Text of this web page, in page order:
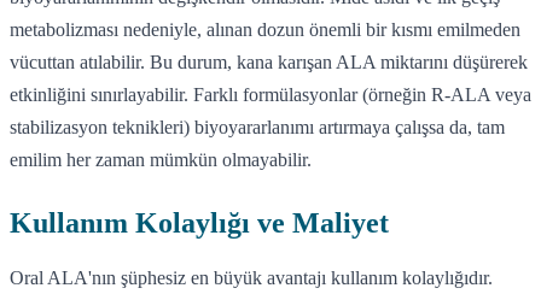
metabolizması nedeniyle, alınan dozun önemli bir kısmı emilmeden
vücuttan atılabilir. Bu durum, kana karışan ALA miktarını düşürerek
etkinliğini sınırlayabilir. Farklı formülasyonlar (örneğin R-ALA veya
stabilizasyon teknikleri) biyoyararlanımı artırmaya çalışsa da, tam
emilim her zaman mümkün olmayabilir.
Kullanım Kolaylığı ve Maliyet
Oral ALA'nın şüphesiz en büyük avantajı kullanım kolaylığıdır.